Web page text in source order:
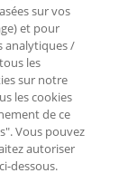
sur vos
et pour
analytiques /
les
sur notre
les cookies
de ce
Vous pouvez
autoriser
dessous.